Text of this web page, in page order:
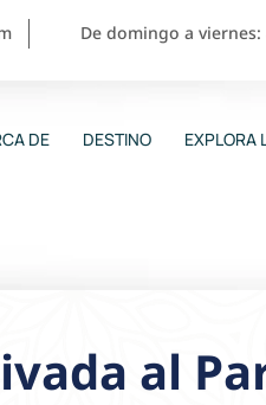
De domingo a viernes:
DE DESTINO EXPLORA
al